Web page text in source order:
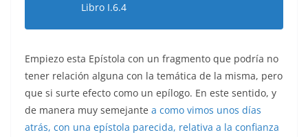
Libro I.6.4
Empiezo esta Epístola con un fragmento que podría no
tener relación alguna con la temática de la misma, pero
que si surte efecto como un epílogo. En este sentido, y
de manera muy semejante a como vimos unos días
atrás, con una epístola parecida, relativa a la confianza